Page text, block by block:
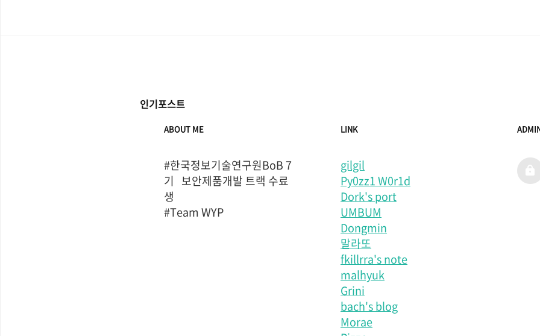
인기포스트
ABOUT ME
#한국정보기술연구원BoB 7
기   보안제품개발 트랙 수료
생
#Team WYP
LINK
gilgil
Py0zz1 W0r1d
Dork's port
UMBUM
Dongmin
말라또
fkillrra's note
malhyuk
Grini
bach's blog
Morae